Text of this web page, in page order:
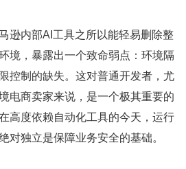
内部AI工具之所以能轻易删除整
境，暴露出一个致命弱点：环境隔
控制的缺失。这对普通开发者，尤
电商卖家来说，是一个极其重要的
高度依赖自动化工具的今天，运行
对独立是保障业务安全的基础。